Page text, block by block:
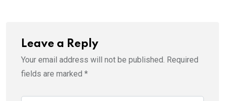
Leave a Reply
Your email address will not be published. Required
fields are marked *